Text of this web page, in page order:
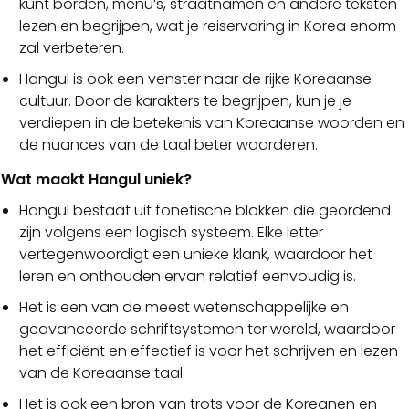
kunt borden, menu’s, straatnamen en andere teksten
lezen en begrijpen, wat je reiservaring in Korea enorm
zal verbeteren.
Hangul is ook een venster naar de rijke Koreaanse
cultuur. Door de karakters te begrijpen, kun je je
verdiepen in de betekenis van Koreaanse woorden en
de nuances van de taal beter waarderen.
Wat maakt Hangul uniek?
Hangul bestaat uit fonetische blokken die geordend
zijn volgens een logisch systeem. Elke letter
vertegenwoordigt een unieke klank, waardoor het
leren en onthouden ervan relatief eenvoudig is.
Het is een van de meest wetenschappelijke en
geavanceerde schriftsystemen ter wereld, waardoor
het efficiënt en effectief is voor het schrijven en lezen
van de Koreaanse taal.
Het is ook een bron van trots voor de Koreanen en